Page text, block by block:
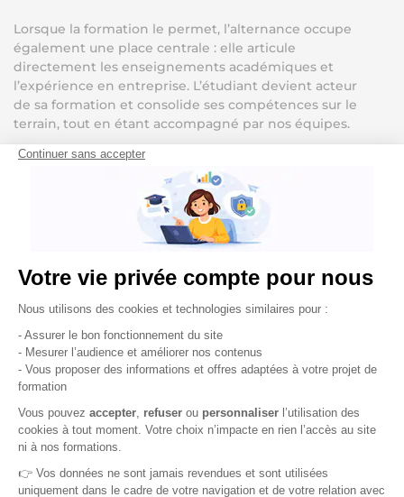
Lorsque la formation le permet, l’alternance occupe
également une place centrale : elle articule
directement les enseignements académiques et
l’expérience en entreprise. L’étudiant devient acteur
de sa formation et consolide ses compétences sur le
terrain, tout en étant accompagné par nos équipes.